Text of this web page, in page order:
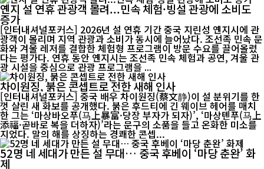
옌지 설 연휴 관광객 몰려...민속 체험·빙설 관광에 소비도
증가
[인터내셔널포커스] 2026년 설 연휴 기간 중국 지린성 옌지시에 관
광객이 몰리며 지역 관광과 소비가 동시에 늘어났다. 조선족 민속 문
화와 겨울 레저를 결합한 체험형 프로그램이 방문 수요를 끌어올렸
다는 평가다. 연휴 동안 옌지시는 조선족 민속 체험과 공연, 겨울 관
광 시설을 중심으로 관광 프로그램을 ...
차이원징, 붉은 콘셉트로 전한 새해 인사
[인터내셔널포커스] 중국 배우 차이원징(蔡文静)이 설 분위기를 한
껏 살린 새 화보를 공개했다. 붉은 후드티에 긴 웨이브 헤어를 매치
한 그는 ‘마상바오푸(马上暴富·당장 부자가 되자)’, ‘마상톈푸(马上
添福·곧바로 복을 더하자)’라는 문구의 소품을 들고 온화한 미소를
지었다. 말의 해를 상징하는 경쾌한 콘셉...
52명 네 세대가 만든 설 무대… 중국 후베이 ‘마당 춘완’ 화
제